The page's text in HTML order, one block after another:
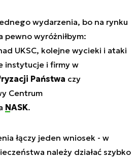
wydarzenia, bo na rynku
pewno wyróżniłbym:
UKSC, kolejne wycieki i ataki
instytucje i firmy w
Państwa czy
Centrum
NASK.
łączy jeden wniosek - w
należy działać szybko